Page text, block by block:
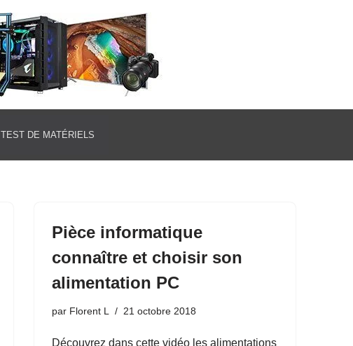
TEST DE MATÉRIELS
Pièce informatique
connaître et choisir son
alimentation PC
par Florent L 21 octobre 2018
Découvrez dans cette vidéo les alimentations